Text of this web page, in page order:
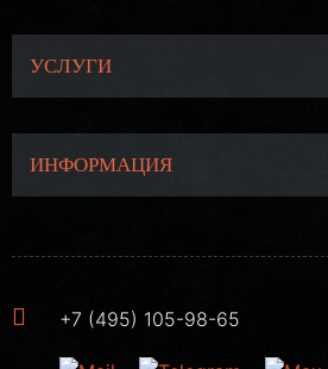
УСЛУГИ
ИНФОРМАЦИЯ
+7 (495) 105-98-65